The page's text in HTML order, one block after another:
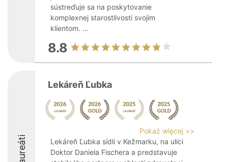
sústreďuje sa na poskytovanie
komplexnej starostlivosti svojim
klientom. ...
8.8
Laureáti
Lekáreň Ľubka
Pokaż więcej >>
Lekáreň Ľubka sídli v Kežmarku, na ulici
Doktor Daniela Fischera a predstavuje